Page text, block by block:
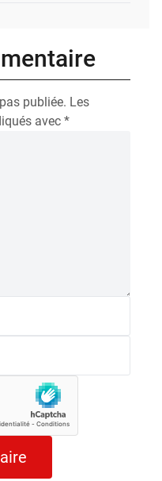
publiée. Les
avec *